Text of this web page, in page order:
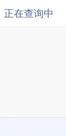
正在查询中